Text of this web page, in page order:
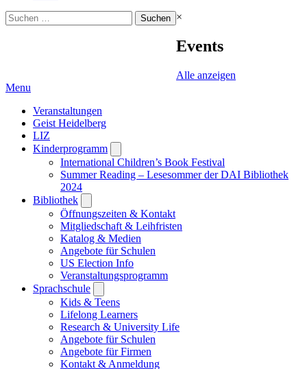
Suchen
nach:
×
Events
Alle anzeigen
Menu
Veranstaltungen
Geist Heidelberg
LIZ
Kinderprogramm
submenu
International Children’s Book Festival
Summer Reading – Lesesommer der DAI Bibliothek
2024
Bibliothek
submenu
Öffnungszeiten & Kontakt
Mitgliedschaft & Leihfristen
Katalog & Medien
Angebote für Schulen
US Election Info
Veranstaltungsprogramm
Sprachschule
submenu
Kids & Teens
Lifelong Learners
Research & University Life
Angebote für Schulen
Angebote für Firmen
Kontakt & Anmeldung